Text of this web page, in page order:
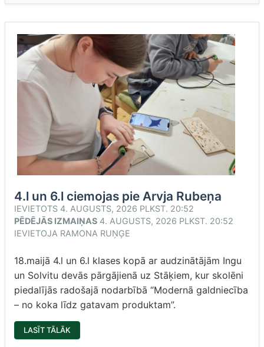
4.l un 6.l ciemojas pie Arvja Rubeņa
IEVIETOTS 4. AUGUSTS, 2026 PLKST. 20:52
PĒDĒJĀS IZMAIŅAS 4. AUGUSTS, 2026 PLKST. 20:52
IEVIETOJA RAMONA RUŅĢE
18.maijā 4.l un 6.l klases kopā ar audzinātājām Ingu
un Solvitu devās pārgājienā uz Stāķiem, kur skolēni
piedalījās radošajā nodarbībā “Modernā galdniecība
– no koka līdz gatavam produktam”.
LASĪT TĀLĀK
UN